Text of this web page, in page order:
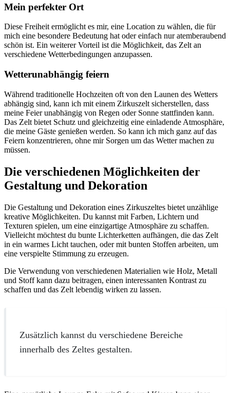
Mein perfekter Ort
Diese Freiheit ermöglicht es mir, eine Location zu wählen, die für
mich eine besondere Bedeutung hat oder einfach nur atemberaubend
schön ist. Ein weiterer Vorteil ist die Möglichkeit, das Zelt an
verschiedene Wetterbedingungen anzupassen.
Wetterunabhängig feiern
Während traditionelle Hochzeiten oft von den Launen des Wetters
abhängig sind, kann ich mit einem Zirkuszelt sicherstellen, dass
meine Feier unabhängig von Regen oder Sonne stattfinden kann.
Das Zelt bietet Schutz und gleichzeitig eine einladende Atmosphäre,
die meine Gäste genießen werden. So kann ich mich ganz auf das
Feiern konzentrieren, ohne mir Sorgen um das Wetter machen zu
müssen.
Die verschiedenen Möglichkeiten der
Gestaltung und Dekoration
Die Gestaltung und Dekoration eines Zirkuszeltes bietet unzählige
kreative Möglichkeiten. Du kannst mit Farben, Lichtern und
Texturen spielen, um eine einzigartige Atmosphäre zu schaffen.
Vielleicht möchtest du bunte Lichterketten aufhängen, die das Zelt
in ein warmes Licht tauchen, oder mit bunten Stoffen arbeiten, um
eine verspielte Stimmung zu erzeugen.
Die Verwendung von verschiedenen Materialien wie Holz, Metall
und Stoff kann dazu beitragen, einen interessanten Kontrast zu
schaffen und das Zelt lebendig wirken zu lassen.
Zusätzlich kannst du verschiedene Bereiche
innerhalb des Zeltes gestalten.